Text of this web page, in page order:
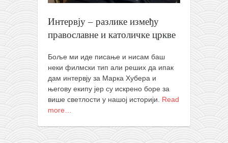
кушанку
пасаи
темашивари
кобудо
нунчаку
бо
тимбеи рочин
Интервју – разлике између
православне и католичке цркве
Боље ми иде писање и нисам баш
неки филмски тип али реших да ипак
дам интервју за Марка Хубера и
његову екипу јер су искрено боре за
више светлости у нашој историји. Read
more…